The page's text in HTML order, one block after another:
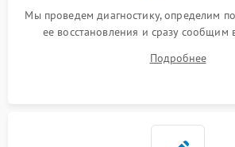
Мы проведем диагностику, определим
ее восстановления и сразу сообщим
Подробнее